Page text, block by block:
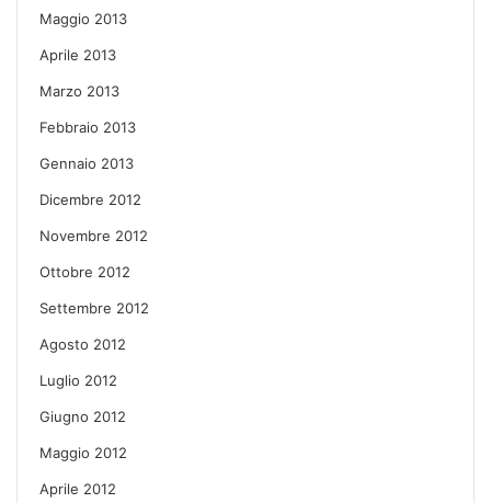
Maggio 2013
Aprile 2013
Marzo 2013
Febbraio 2013
Gennaio 2013
Dicembre 2012
Novembre 2012
Ottobre 2012
Settembre 2012
Agosto 2012
Luglio 2012
Giugno 2012
Maggio 2012
Aprile 2012